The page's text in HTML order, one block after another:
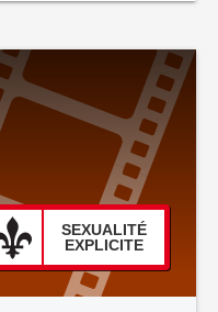
SEXUALITÉ
EXPLICITE